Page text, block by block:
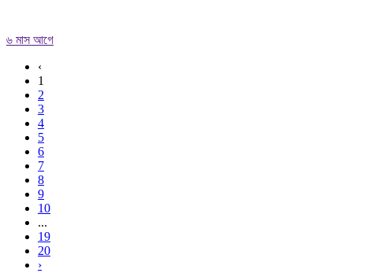
৬ মাস আগে
‹
1
2
3
4
5
6
7
8
9
10
...
19
20
›